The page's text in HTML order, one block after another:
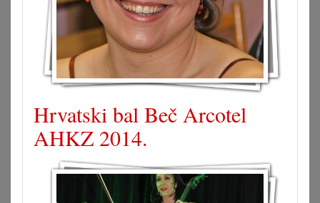
Hrvatski bal Beč Arcotel
AHKZ 2014.